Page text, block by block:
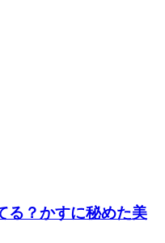
る？かすに秘めた美